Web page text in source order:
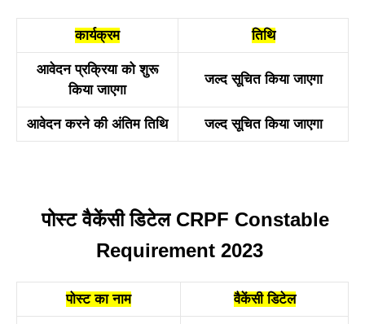
कार्यक्रम तिथि
आवेदन प्रक्रिया को शुरू
किया जाएगा
जल्द सूचित किया जाएगा
आवेदन करने की अंतिम तिथि जल्द सूचित किया जाएगा
पोस्ट वैकेंसी डिटेल CRPF Constable
Requirement 2023
पोस्ट का नाम वैकेंसी डिटेल